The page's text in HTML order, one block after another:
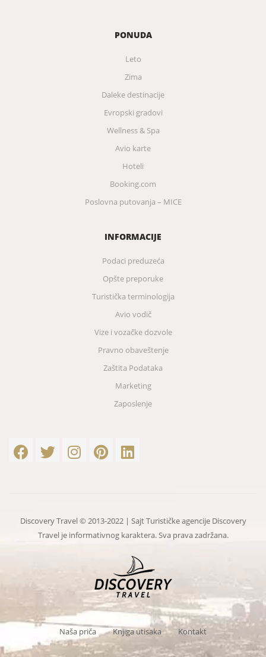
PONUDA
Leto
Zima
Daleke destinacije
Evropski gradovi
Wellness & Spa
Avio karte
Hoteli
Booking.com
Poslovna putovanja – MICE
INFORMACIJE
Podaci preduzeća
Opšte preporuke
Turistička terminologija
Avio vodič
Vize i vozačke dozvole
Pravno obaveštenje
Zaštita Podataka
Marketing
Zaposlenje
Discovery Travel © 2013-2022 | Sajt Turističke agencije Discovery
Travel je informativnog karaktera. Sva prava zadržana.
Naša priča Knjiga utisaka Kontakt